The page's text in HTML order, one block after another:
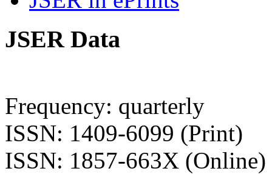
JSER Data
Frequency: quarterly
ISSN: 1409-6099 (Print)
ISSN: 1857-663X (Online)